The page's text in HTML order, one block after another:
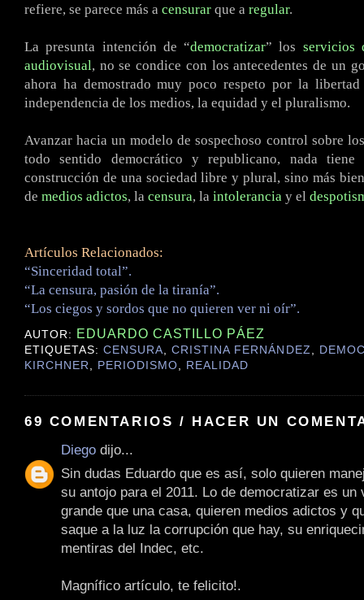
refiere, se parece más a censurar que a regular.
La presunta intención de “democratizar” los servicios
audiovisual, no se condice con los antecedentes de un
ahora ha demostrado muy poco respeto por la
independencia de los medios, la equidad y el pluralismo.
Avanzar hacia un modelo de sospechoso control sobre
todo sentido democrático y republicano, nada
construcción de una sociedad libre y plural, sino más
de medios adictos, la censura, la intolerancia y el
Artículos Relacionados:
“Sinceridad total”.
“La censura, pasión de la tiranía”.
“Los ciegos y sordos que no quieren ver ni oír”.
AUTOR: EDUARDO CASTILLO PÁEZ
ETIQUETAS:CENSURA,CRISTINA FERNÁNDEZ,
KIRCHNER, PERIODISMO, REALIDAD
69 COMENTARIOS / HACER UN
Diego dijo...
Sin dudas Eduardo que es así, solo quieren
su antojo para el 2011. Lo de democratizar es un
grande que una casa, quieren medios adictos y
saque a la luz la corrupción que hay, su
mentiras del Indec, etc.
Magnífico artículo, te felicito!.